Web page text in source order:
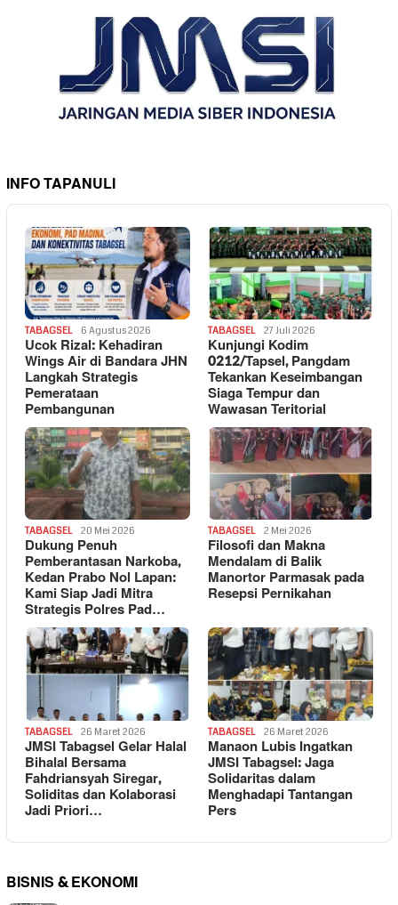
INFO TAPANULI
TABAGSEL 6 Agustus 2026
Ucok Rizal: Kehadiran
Wings Air di Bandara JHN
Langkah Strategis
Pemerataan
Pembangunan
TABAGSEL 27 Juli 2026
Kunjungi Kodim
0212/Tapsel, Pangdam
Tekankan Keseimbangan
Siaga Tempur dan
Wawasan Teritorial
TABAGSEL 20 Mei 2026
Dukung Penuh
Pemberantasan Narkoba,
Kedan Prabo Nol Lapan:
Kami Siap Jadi Mitra
Strategis Polres Pad…
TABAGSEL 2 Mei 2026
Filosofi dan Makna
Mendalam di Balik
Manortor Parmasak pada
Resepsi Pernikahan
TABAGSEL 26 Maret 2026
JMSI Tabagsel Gelar Halal
Bihalal Bersama
Fahdriansyah Siregar,
Soliditas dan Kolaborasi
Jadi Priori…
TABAGSEL 26 Maret 2026
Manaon Lubis Ingatkan
JMSI Tabagsel: Jaga
Solidaritas dalam
Menghadapi Tantangan
Pers
BISNIS & EKONOMI